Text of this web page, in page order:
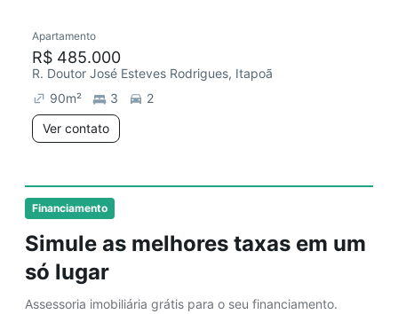
Financiamento
Simule as melhores taxas em um
só lugar
Assessoria imobiliária grátis para o seu financiamento.
Apartamento
R$ 485.000
R. Doutor José Esteves Rodrigues, Itapoã
90m² 3
2
Ver contato